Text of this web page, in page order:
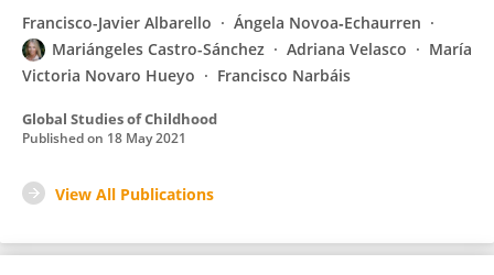
Francisco-Javier Albarello
Ángela Novoa‐Echaurren
Mariángeles Castro-Sánchez
Adriana Velasco
María
Victoria Novaro Hueyo
Francisco Narbáis
Global Studies of Childhood
Published on 18 May 2021
View All Publications